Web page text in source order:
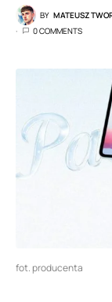
BY MATEUSZ
0 COMMENTS
fot. producenta